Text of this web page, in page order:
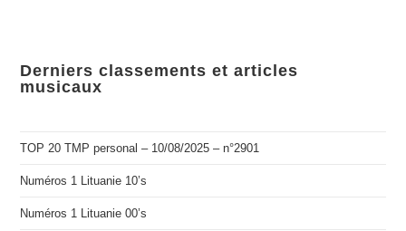
Derniers classements et articles
musicaux
TOP 20 TMP personal – 10/08/2025 – n°2901
Numéros 1 Lituanie 10’s
Numéros 1 Lituanie 00’s